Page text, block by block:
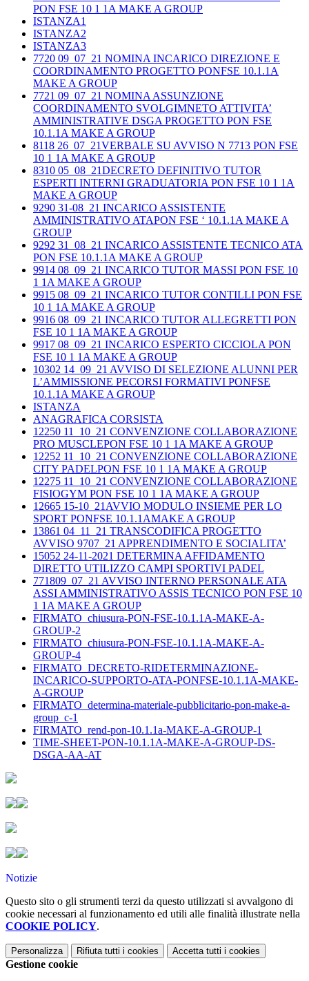
PON FSE 10 1 1A MAKE A GROUP
ISTANZA1
ISTANZA2
ISTANZA3
7720 09_07_21 NOMINA INCARICO DIREZIONE E
COORDINAMENTO PROGETTO PONFSE 10.1.1A
MAKE A GROUP
7721 09_07_21 NOMINA ASSUNZIONE
COORDINAMENTO SVOLGIMNETO ATTIVITA’
AMMINISTRATIVE DSGA PROGETTO PON FSE
10.1.1A MAKE A GROUP
8118 26_07_21VERBALE SU AVVISO N 7713 PON FSE
10 1 1A MAKE A GROUP
8310 05_08_21DECRETO DEFINITIVO TUTOR
ESPERTI INTERNI GRADUATORIA PON FSE 10 1 1A
MAKE A GROUP
9290 31-08_21 INCARICO ASSISTENTE
AMMINISTRATIVO ATAPON FSE ‘ 10.1.1A MAKE A
GROUP
9292 31_08_21 INCARICO ASSISTENTE TECNICO ATA
PON FSE 10.1.1A MAKE A GROUP
9914 08_09_21 INCARICO TUTOR MASSI PON FSE 10
1 1A MAKE A GROUP
9915 08_09_21 INCARICO TUTOR CONTILLI PON FSE
10 1 1A MAKE A GROUP
9916 08_09_21 INCARICO TUTOR ALLEGRETTI PON
FSE 10 1 1A MAKE A GROUP
9917 08_09_21 INCARICO ESPERTO CICCIOLA PON
FSE 10 1 1A MAKE A GROUP
10302 14_09_21 AVVISO DI SELEZIONE ALUNNI PER
L’AMMISSIONE PECORSI FORMATIVI PONFSE
10.1.1A MAKE A GROUP
ISTANZA
ANAGRAFICA CORSISTA
12250 11_10_21 CONVENZIONE COLLABORAZIONE
PRO MUSCLEPON FSE 10 1 1A MAKE A GROUP
12252 11_10_21 CONVENZIONE COLLABORAZIONE
CITY PADELPON FSE 10 1 1A MAKE A GROUP
12275 11_10_21 CONVENZIONE COLLABORAZIONE
FISIOGYM PON FSE 10 1 1A MAKE A GROUP
12665 15-10_21AVVIO MODULO INSIEME PER LO
SPORT PONFSE 10.1.1AMAKE A GROUP
13861 04_11_21 TRANSCODIFICA PROGETTO
AVVISO 9707_21 APPRENDIMENTO E SOCIALITA’
15052 24-11-2021 DETERMINA AFFIDAMENTO
DIRETTO UTILIZZO CAMPI SPORTIVI PADEL
771809_07_21 AVVISO INTERNO PERSONALE ATA
ASSI AMMINISTRATIVO ASSIS TECNICO PON FSE 10
1 1A MAKE A GROUP
FIRMATO_chiusura-PON-FSE-10.1.1A-MAKE-A-
GROUP-2
FIRMATO_chiusura-PON-FSE-10.1.1A-MAKE-A-
GROUP-4
FIRMATO_DECRETO-RIDETERMINAZIONE-
INCARICO-SUPPORTO-ATA-PONFSE-10.1.1A-MAKE-
A-GROUP
FIRMATO_determina-materiale-pubblicitario-pon-make-a-
group_c-1
FIRMATO_rend-pon-10.1.1a-MAKE-A-GROUP-1
TIME-SHEET-PON-10.1.1A-MAKE-A-GROUP-DS-
DSGA-AA-AT
Notizie
Questo sito o gli strumenti terzi da questo utilizzati si avvalgono di
cookie necessari al funzionamento ed utili alle finalità illustrate nella
COOKIE POLICY.
Personalizza Rifiuta tutti i cookies Accetta tutti i cookies
Gestione cookie